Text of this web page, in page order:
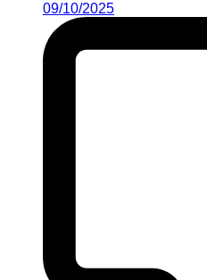
09/10/2025